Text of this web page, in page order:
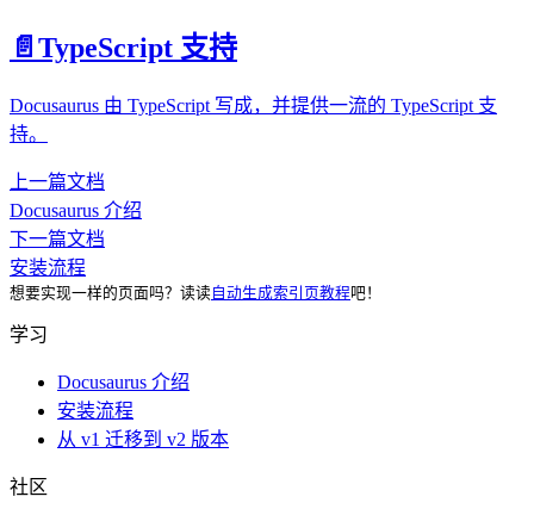
📄️ TypeScript 支持
Docusaurus 由 TypeScript 写成，并提供一流的 TypeScript 支
持。
上一篇文档
Docusaurus 介绍
下一篇文档
安装流程
想要实现一样的页面吗？读读 自动生成索引页教程吧！
学习
Docusaurus 介绍
安装流程
从 v1 迁移到 v2 版本
社区